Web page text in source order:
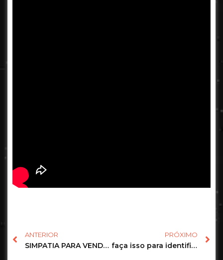
ANTERIOR
SIMPATIA PARA VENDER IMÓVEL #marciasensitiva #simpatias #márciafernandes
PRÓXIMO
faça isso para identificar olho gordo na sua vida #feitiço #simpatias #simpatia #universo #magia